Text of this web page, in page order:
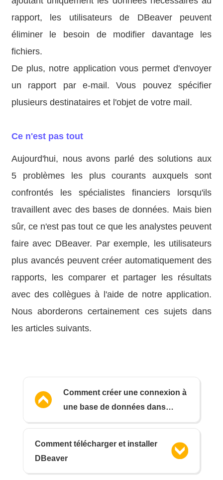
rapport, les utilisateurs de DBeaver peuvent
éliminer le besoin de modifier davantage les
fichiers.
De plus, notre application vous permet d'envoyer
un rapport par e-mail. Vous pouvez spécifier
plusieurs destinataires et l'objet de votre mail.
Ce n'est pas tout
Aujourd'hui, nous avons parlé des solutions aux
5 problèmes les plus courants auxquels sont
confrontés les spécialistes financiers lorsqu'ils
travaillent avec des bases de données. Mais bien
sûr, ce n'est pas tout ce que les analystes peuvent
faire avec DBeaver. Par exemple, les utilisateurs
plus avancés peuvent créer automatiquement des
rapports, les comparer et partager les résultats
avec des collègues à l'aide de notre application.
Nous aborderons certainement ces sujets dans
les articles suivants.
Comment créer une connexion à
une base de données dans
DBeaver
Comment télécharger et installer
DBeaver